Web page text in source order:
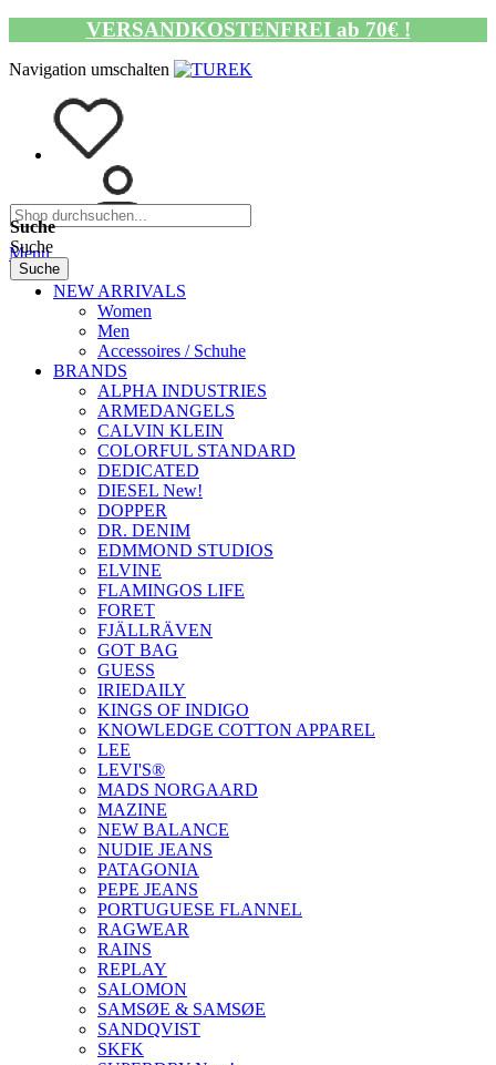
VERSANDKOSTENFREI ab 70€ !
Navigation umschalten
Suche
Suche
Suche
Menü
NEW ARRIVALS
Women
Men
Accessoires / Schuhe
BRANDS
ALPHA INDUSTRIES
ARMEDANGELS
CALVIN KLEIN
COLORFUL STANDARD
DEDICATED
DIESEL New!
DOPPER
DR. DENIM
EDMMOND STUDIOS
ELVINE
FLAMINGOS LIFE
FORET
FJÄLLRÄVEN
GOT BAG
GUESS
IRIEDAILY
KINGS OF INDIGO
KNOWLEDGE COTTON APPAREL
LEE
LEVI'S®
MADS NORGAARD
MAZINE
NEW BALANCE
NUDIE JEANS
PATAGONIA
PEPE JEANS
PORTUGUESE FLANNEL
RAGWEAR
RAINS
REPLAY
SALOMON
SAMSØE & SAMSØE
SANDQVIST
SKFK